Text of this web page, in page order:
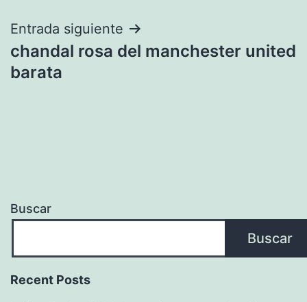
entradas
Entrada siguiente
chandal rosa del manchester united
barata
Buscar
Buscar
Recent Posts